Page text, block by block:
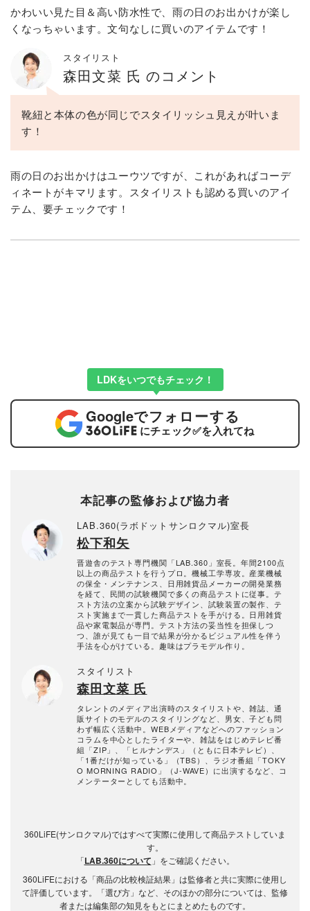
かわいい見た目＆高い防水性で、雨の日のお出かけが楽し
くなっちゃいます。文句なしに買いのアイテムです！
スタイリスト
森田文菜 氏 のコメント
靴紐と本体の色が同じでスタイリッシュ見えが叶いま
す！
雨の日のお出かけはユーウツですが、これがあればコーデ
ィネートがキマリます。スタイリストも認める買いのアイ
テム、要チェックです！
LDKをいつでもチェック！
Googleでフォローする
にチェック✅を入れてね
本記事の監修および協力者
LAB.360(ラボドットサンロクマル)室長
松下和矢
晋遊舎のテスト専門機関「LAB.360」室長。年間2100点
以上の商品テストを行うプロ。機械工学専攻。産業機械
の保全・メンテナンス、日用雑貨品メーカーの開発業務
を経て、民間の試験機関で多くの商品テストに従事。テ
スト方法の立案から試験デザイン、試験装置の製作、テ
スト実施まで一貫した商品テストを手がける。日用雑貨
品や家電製品が専門。テスト方法の妥当性を担保しつ
つ、誰が見ても一目で結果が分かるビジュアル性を伴う
手法を心がけている。趣味はプラモデル作り。
スタイリスト
森田文菜 氏
タレントのメディア出演時のスタイリストや、雑誌、通
販サイトのモデルのスタイリングなど、男女、子ども問
わず幅広く活動中。WEBメディアなどへのファッション
コラムを中心としたライターや、雑誌をはじめテレビ番
組「ZIP」、「ヒルナンデス」（ともに日本テレビ）、
「1番だけが知っている」（TBS）、ラジオ番組「TOKY
O MORNING RADIO」（J-WAVE）に出演するなど、コ
メンテーターとしても活動中。
360LiFE(サンロクマル)ではすべて実際に使用して商品テストしていま
す。
「LAB.360について 」をご確認ください。
360LiFEにおける「商品の比較検証結果」は監修者と共に実際に使用し
て評価しています。「選び方」など、そのほかの部分については、監修
者または編集部の知見をもとにまとめたものです。